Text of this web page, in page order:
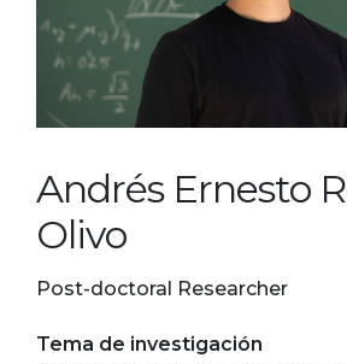
Andrés Ernesto
Olivo
Post-doctoral Researcher
Tema de investigación